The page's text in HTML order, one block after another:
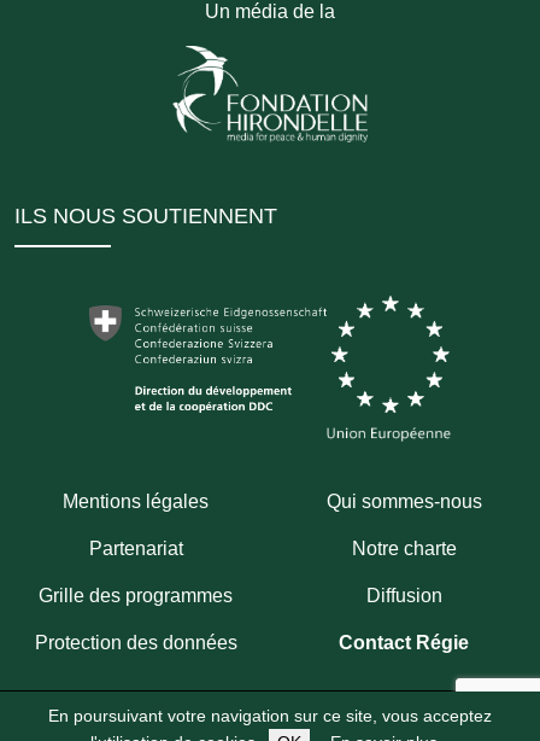
En poursuivant votre navigation sur ce site, vous acceptez
Un média de la
ILS NOUS SOUTIENNENT
Mentions légales Qui sommes-nous
Partenariat Notre charte
Grille des programmes Diffusion
Protection des données Contact Régie
Copyright 2026Fondation Hirondelle